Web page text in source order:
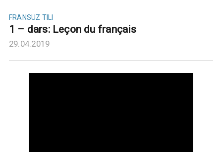
FRANSUZ TILI
1 – dars: Leçon du français
29.04.2019